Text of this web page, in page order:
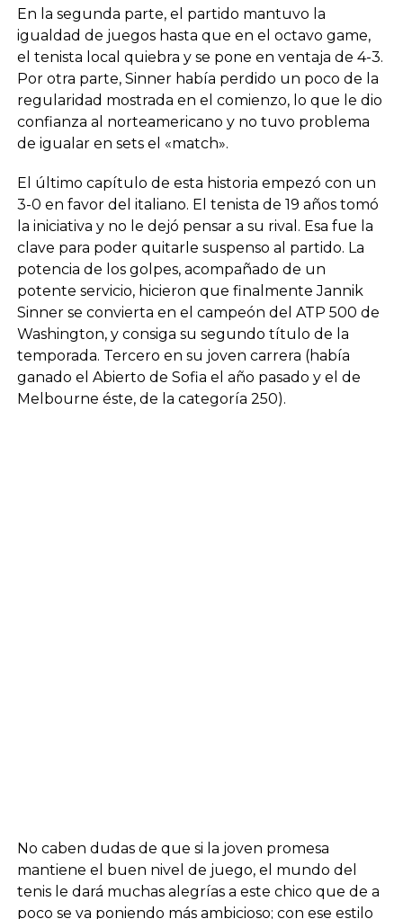
En la segunda parte, el partido mantuvo la
igualdad de juegos hasta que en el octavo game,
el tenista local quiebra y se pone en ventaja de 4-3.
Por otra parte, Sinner había perdido un poco de la
regularidad mostrada en el comienzo, lo que le dio
confianza al norteamericano y no tuvo problema
de igualar en sets el «match».
El último capítulo de esta historia empezó con un
3-0 en favor del italiano. El tenista de 19 años tomó
la iniciativa y no le dejó pensar a su rival. Esa fue la
clave para poder quitarle suspenso al partido. La
potencia de los golpes, acompañado de un
potente servicio, hicieron que finalmente Jannik
Sinner se convierta en el campeón del ATP 500 de
Washington, y consiga su segundo título de la
temporada. Tercero en su joven carrera (había
ganado el Abierto de Sofia el año pasado y el de
Melbourne éste, de la categoría 250).
No caben dudas de que si la joven promesa
mantiene el buen nivel de juego, el mundo del
tenis le dará muchas alegrías a este chico que de a
poco se va poniendo más ambicioso; con ese estilo